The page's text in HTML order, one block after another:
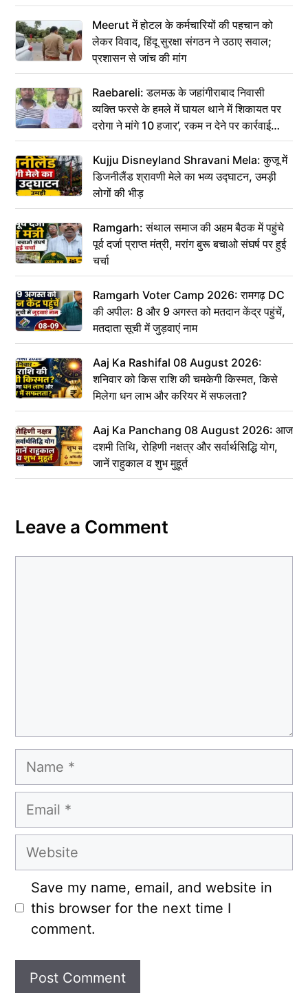
Meerut में होटल के कर्मचारियों की पहचान को
लेकर विवाद, हिंदू सुरक्षा संगठन ने उठाए सवाल;
प्रशासन से जांच की मांग
Raebareli: डलमऊ के जहांगीराबाद निवासी
व्यक्ति फरसे के हमले में घायल थाने में शिकायत पर
दरोगा ने मांगे 10 हजार’, रकम न देने पर कार्रवाई
ठंडी!
Kujju Disneyland Shravani Mela: कुजू में
डिजनीलैंड श्रावणी मेले का भव्य उद्घाटन, उमड़ी
लोगों की भीड़
Ramgarh: संथाल समाज की अहम बैठक में पहुंचे
पूर्व दर्जा प्राप्त मंत्री, मरांग बुरू बचाओ संघर्ष पर हुई
चर्चा
Ramgarh Voter Camp 2026: रामगढ़ DC
की अपील: 8 और 9 अगस्त को मतदान केंद्र पहुंचें,
मतदाता सूची में जुड़वाएं नाम
Aaj Ka Rashifal 08 August 2026:
शनिवार को किस राशि की चमकेगी किस्मत, किसे
मिलेगा धन लाभ और करियर में सफलता?
Aaj Ka Panchang 08 August 2026: आज
दशमी तिथि, रोहिणी नक्षत्र और सर्वार्थसिद्धि योग,
जानें राहुकाल व शुभ मुहूर्त
Leave a Comment
Name
Email
Website
Save my name, email, and website in
this browser for the next time I
comment.